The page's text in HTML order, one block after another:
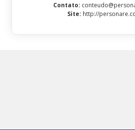
Contato:
Site: http://